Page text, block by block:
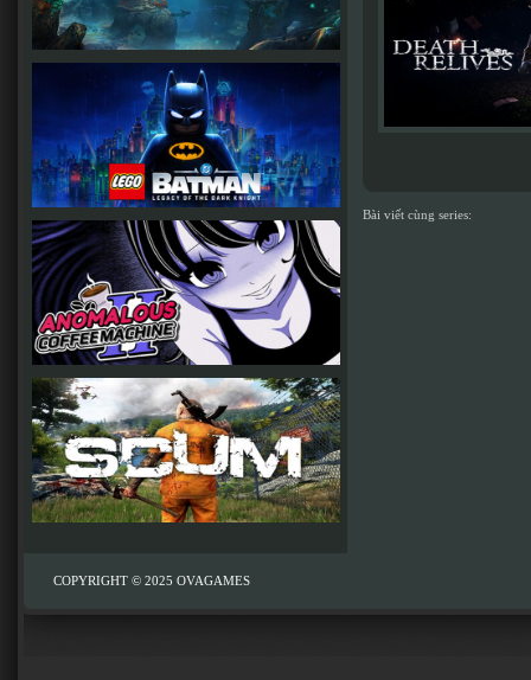
Bài viết cùng series:
COPYRIGHT © 2025 OVAGAMES